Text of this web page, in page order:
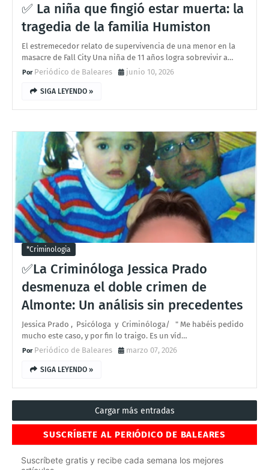
✅ La niña que fingió estar muerta: la
tragedia de la familia Humiston
El estremecedor relato de supervivencia de una menor en la
masacre de Fall City Una niña de 11 años logra sobrevivir a…
Periódico de Baleares
junio 10, 2026
SIGA LEYENDO »
*criminologia
✅La Criminóloga Jessica Prado
desmenuza el doble crimen de
Almonte: Un análisis sin precedentes
Jessica Prado , Psicóloga y Criminóloga/ " Me habéis pedido
mucho este caso, y por fin lo traigo. Es un víd…
Periódico de Baleares
marzo 07, 2026
SIGA LEYENDO »
Cargar más entradas
SUSCRÍBETE AL PERIÓDICO DE BALEARES
Suscríbete gratis y recibe cada semana los mejores